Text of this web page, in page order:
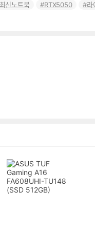
신노트북 RTX5050 라